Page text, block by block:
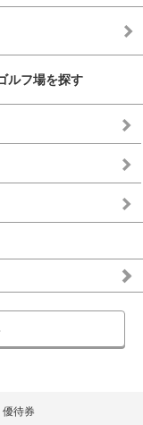
ルフ場を探す
優待券